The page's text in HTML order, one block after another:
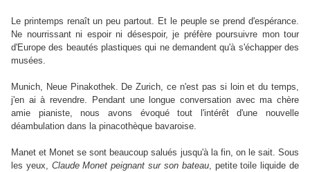
Le printemps renaît un peu partout. Et le peuple se prend d'espérance.
Ne nourrissant ni espoir ni désespoir, je préfère poursuivre mon tour
d'Europe des beautés plastiques qui ne demandent qu'à s'échapper des
musées.
Munich, Neue Pinakothek. De Zurich, ce n'est pas si loin et du temps,
j'en ai à revendre. Pendant une longue conversation avec ma chère
amie pianiste, nous avons évoqué tout l'intérêt d'une nouvelle
déambulation dans la pinacothèque bavaroise.
Manet et Monet se sont beaucoup salués jusqu'à la fin, on le sait. Sous
les yeux, Claude Monet peignant sur son bateau, petite toile liquide de